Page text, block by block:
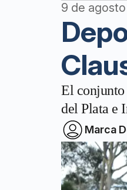
9 de
El
del Plata e
Marca